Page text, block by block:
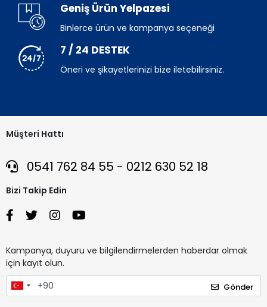
Geniş Ürün Yelpazesi
Binlerce ürün ve kampanya seçeneği
7 / 24 DESTEK
Öneri ve şikayetlerinizi bize iletebilirsiniz.
Müşteri Hattı
0541 762 84 55 - 0212 630 52 18
Bizi Takip Edin
Kampanya, duyuru ve bilgilendirmelerden haberdar olmak
için kayıt olun.
Gönder